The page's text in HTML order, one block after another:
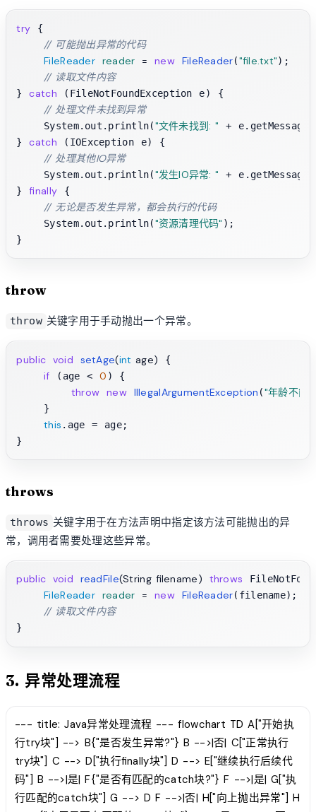
try {
// 可能抛出异常的代码
FileReader reader = new FileReader("file.txt");
// 读取文件内容
} catch (FileNotFoundException e) {
// 处理文件未找到异常
    System.out.println(
"文件未找到: " +
} catch (IOException e) {
// 处理其他IO异常
    System.out.println(
"发生IO异常: "
+
} finally {
// 无论是否发生异常，都会执行的代码
    System.out.println(
"资源清理代码" );
throw
throw 关键字用于手动抛出一个异常。
public void setAge(int age) {
if (age < 0 ) {
throw new IllegalArgumentException ("年龄不能
    }
this .age = age;
throws
throws 关键字用于在方法声明中指定该方法可能抛出的异
常，调用者需要处理这些异常。
public void readFile(String filename) throws
FileReader reader = new FileReader(filename);
// 读取文件内容
3. 异常处理流程
--- title: Java异常处理流程 --- flowchart TD A["开始执
行try块"] --> B{"是否发生异常?"} B -->|否| C["正常执行
try块"] C --> D["执行finally块"] D --> E["继续执行后续代
码"] B -->|是| F{"是否有匹配的catch块?"} F -->|是| G["执
行匹配的catch块"] G --> D F -->|否| H["向上抛出异常"] H